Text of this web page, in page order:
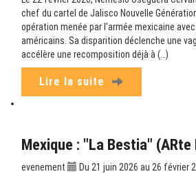
chef du cartel de Jalisco Nouvelle
opération menée par l’armée mexicaine
américains. Sa disparition déclenche une
accélère une recomposition déjà à (…)
Lire la suite
Mexique : "La Bestia"
evenement
Du 21 juin 2026 au 26 février